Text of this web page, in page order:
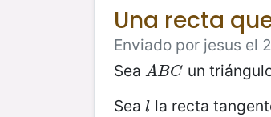
Una recta
Enviado por jesus el
Sea A BC
ABC un
Sea l
l la recta